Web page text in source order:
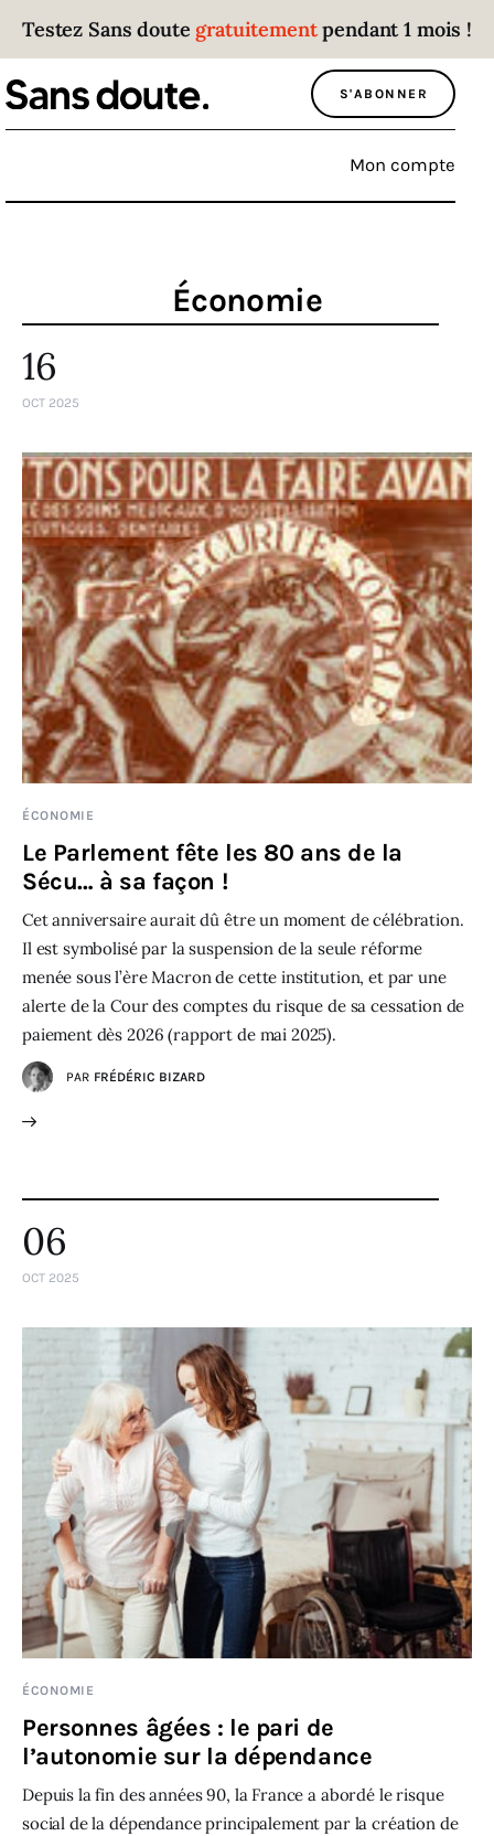
Testez Sans doute gratuitementpendant 1 mois !
S'ABONNER
Mon compte
Sans doute
Parce que plus personne n’écoute les gens
qui ont des choses à dire.
Politique
Monde
Culture
Société
Sciences
Idées
Humour
Économie
16
OCT 2025
ÉCONOMIE
Le Parlement fête les 80 ans de la
Sécu… à sa façon !
Cet anniversaire aurait dû être un moment de célébration.
Il est symbolisé par la suspension de la seule réforme
menée sous l’ère Macron de cette institution, et par une
alerte de la Cour des comptes du risque de sa cessation de
paiement dès 2026 (rapport de mai 2025).
PAR FRÉDÉRIC BIZARD
06
OCT 2025
ÉCONOMIE
Personnes âgées : le pari de
l’autonomie sur la dépendance
Depuis la fin des années 90, la France a abordé le risque
social de la dépendance principalement par la création de